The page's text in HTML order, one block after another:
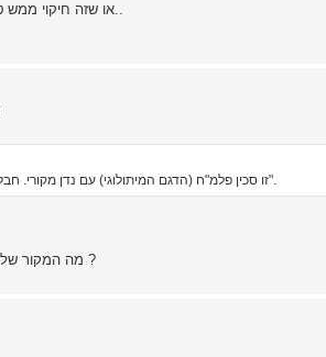
או שזה חיקוי ממש טוב של הסכין, אם כי הנדן נראה אותנטי..
זו סכין פלמ"ח (הדגם המיתולוגי) עם נדן מקורי. חבל שהשאלה לא נשאלה לפני ה"שיפוץ".
מה המקור של סכין הפלמ"ח? מהיכן שאב את העיצוב ?